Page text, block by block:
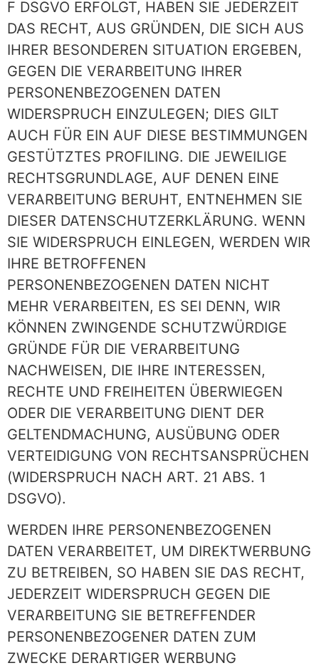
F DSGVO ERFOLGT, HABEN SIE JEDERZEIT
DAS RECHT, AUS GRÜNDEN, DIE SICH AUS
IHRER BESONDEREN SITUATION ERGEBEN,
GEGEN DIE VERARBEITUNG IHRER
PERSONENBEZOGENEN DATEN
WIDERSPRUCH EINZULEGEN; DIES GILT
AUCH FÜR EIN AUF DIESE BESTIMMUNGEN
GESTÜTZTES PROFILING. DIE JEWEILIGE
RECHTSGRUNDLAGE, AUF DENEN EINE
VERARBEITUNG BERUHT, ENTNEHMEN SIE
DIESER DATENSCHUTZERKLÄRUNG. WENN
SIE WIDERSPRUCH EINLEGEN, WERDEN WIR
IHRE BETROFFENEN
PERSONENBEZOGENEN DATEN NICHT
MEHR VERARBEITEN, ES SEI DENN, WIR
KÖNNEN ZWINGENDE SCHUTZWÜRDIGE
GRÜNDE FÜR DIE VERARBEITUNG
NACHWEISEN, DIE IHRE INTERESSEN,
RECHTE UND FREIHEITEN ÜBERWIEGEN
ODER DIE VERARBEITUNG DIENT DER
GELTENDMACHUNG, AUSÜBUNG ODER
VERTEIDIGUNG VON RECHTSANSPRÜCHEN
(WIDERSPRUCH NACH ART. 21 ABS. 1
DSGVO).
WERDEN IHRE PERSONENBEZOGENEN
DATEN VERARBEITET, UM DIREKTWERBUNG
ZU BETREIBEN, SO HABEN SIE DAS RECHT,
JEDERZEIT WIDERSPRUCH GEGEN DIE
VERARBEITUNG SIE BETREFFENDER
PERSONENBEZOGENER DATEN ZUM
ZWECKE DERARTIGER WERBUNG